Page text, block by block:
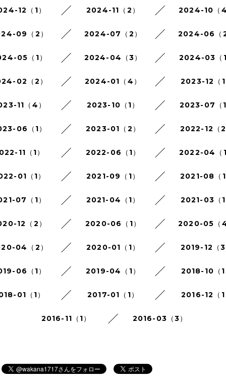
12（1） 2024-11（2） 2024-10（4
09（2） 2024-07（2） 2024-06（2
05（1） 2024-04（3） 2024-03（1
02（2） 2024-01（4） 2023-12（1
11（4） 2023-10（1） 2023-07（1
06（1） 2023-01（2） 2022-12（2
11（1） 2022-06（1） 2022-04（1
01（1） 2021-09（1） 2021-08（1
07（1） 2021-04（1） 2021-03（1
12（2） 2020-06（1） 2020-05（4
04（2） 2020-01（1） 2019-12（3
06（1） 2019-04（1） 2018-10（1
01（1） 2017-01（1） 2016-12（1
2016-11（1） 2016-03（3）